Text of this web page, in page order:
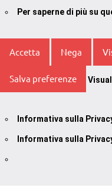
Per saperne di più su
Accetta Nega
Salva preferenze
Informativa sulla
Informativa sulla